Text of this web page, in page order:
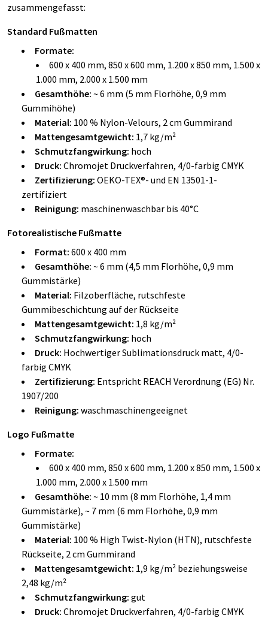
zusammengefasst:
Standard Fußmatten
Formate:
600 x 400 mm, 850 x 600 mm, 1.200 x 850 mm, 1.500 x
1.000 mm, 2.000 x 1.500 mm
Gesamthöhe: ~ 6 mm (5 mm Florhöhe, 0,9 mm
Gummihöhe)
Material: 100 % Nylon-Velours, 2 cm Gummirand
Mattengesamtgewicht: 1,7 kg/m²
Schmutzfangwirkung: hoch
Druck: Chromojet Druckverfahren, 4/0-farbig CMYK
Zertifizierung: OEKO-TEX®- und EN 13501-1-
zertifiziert
Reinigung: maschinenwaschbar bis 40°C
Fotorealistische Fußmatte
Format: 600 x 400 mm
Gesamthöhe: ~ 6 mm (4,5 mm Florhöhe, 0,9 mm
Gummistärke)
Material: Filzoberfläche, rutschfeste
Gummibeschichtung auf der Rückseite
Mattengesamtgewicht: 1,8 kg/m²
Schmutzfangwirkung: hoch
Druck: Hochwertiger Sublimationsdruck matt, 4/0-
farbig CMYK
Zertifizierung: Entspricht REACH Verordnung (EG) Nr.
1907/200
Reinigung: waschmaschinengeeignet
Logo Fußmatte
Formate:
600 x 400 mm, 850 x 600 mm, 1.200 x 850 mm, 1.500 x
1.000 mm, 2.000 x 1.500 mm
Gesamthöhe: ~ 10 mm (8 mm Florhöhe, 1,4 mm
Gummistärke), ~ 7 mm (6 mm Florhöhe, 0,9 mm
Gummistärke)
Material: 100 % High Twist-Nylon (HTN), rutschfeste
Rückseite, 2 cm Gummirand
Mattengesamtgewicht: 1,9 kg/m² beziehungsweise
2,48 kg/m²
Schmutzfangwirkung: gut
Druck: Chromojet Druckverfahren, 4/0-farbig CMYK